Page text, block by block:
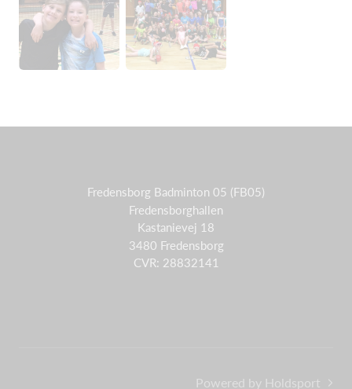
Fredensborg Badminton 05 (FB05)
Fredensborghallen
Kastanievej 18
3480 Fredensborg
CVR: 28832141
Powered by Holdsport